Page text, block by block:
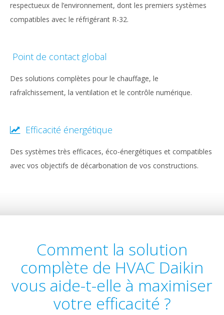
respectueux de l’environnement, dont les premiers systèmes
compatibles avec le réfrigérant R-32.
Point de contact global
Des solutions complètes pour le chauffage, le
rafraîchissement, la ventilation et le contrôle numérique.
Efficacité énergétique
Des systèmes très efficaces, éco-énergétiques et compatibles
avec vos objectifs de décarbonation de vos constructions.
Comment la solution
complète de HVAC Daikin
vous aide-t-elle à maximiser
votre efficacité ?